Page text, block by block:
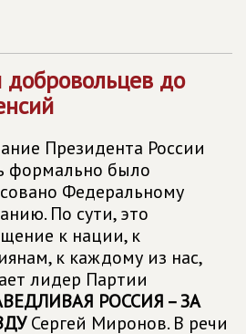
до
Президента России
формально было
Федеральному
По сути, это
к нации, к
к каждому из нас,
лидер Партии
РОССИЯ – ЗА
Сергей Миронов. В речи